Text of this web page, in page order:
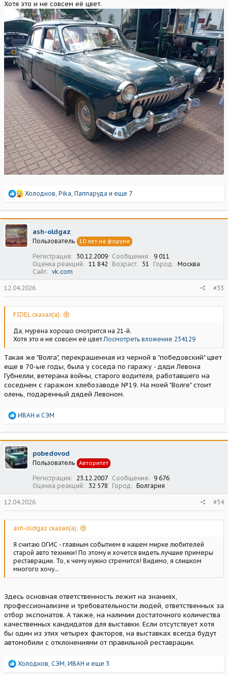
Хотя это и не совсем её цвет.
Р
а
к
ц
и
и
Холоднов, Pika, Паппаруда и еще 7
ash-oldgaz
Пользователь 10 лет на форуме
Регистрация 30.12.2009 Сообщения
9 011
Оценка реакций
11 842 Возраст 51 Город
Москва
Сайт
vk.com
12.04.2026 #33
FIDEL сказал(а):
Да, мурена хорошо смотрится на 21-й.
Хотя это и не совсем её цвет.Посмотреть вложение 234129
Такая же "Волга", перекрашенная из черной в "победовский" цвет
еще в 70-ые годы, была у соседа по гаражу - дяди Левона
Губнелли, ветерана войны, старого водителя, работавшего на
соседнем с гаражом хлебозаводе №19. На моей "Волге" стоит
олень, подаренный дядей Левоном.
Р
а
к
ц
и
и
ИВАН и СЭМ
pobedovod
Пользователь Авторитет
Регистрация 23.12.2007 Сообщения
9 676
Оценка реакций
32 578 Город Болгария
12.04.2026 #34
ash-oldgaz сказал(а):
Я считаю ОГИС - главным событием в нашем мирке любителей
старой авто техники! По этому и хочется видеть лучшие примеры
реставрации. То, к чему нужно стремится! Видимо, я слишком
многого хочу...
Здесь основная ответственность лежит на знаниях,
профессионализме и требовательности людей, ответственных за
отбор экспонатов. А также, на наличии достаточного количества
качественных кандидатов для выставки. Если отсутствует хотя
бы один из этих четырех факторов, на выставках всегда будут
автомобили с отклонениями от правильной реставрации.
Р
Холоднов, СЭМ, ИВАН и еще 3